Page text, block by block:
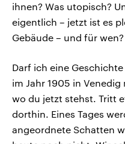
ihnen? Was utopisch?
eigentlich – jetzt ist es
Gebäude – und für
Darf ich eine
im Jahr 1905 in
wo du jetzt stehst. Tritt
dorthin. Eines Tages
angeordnete Schatten